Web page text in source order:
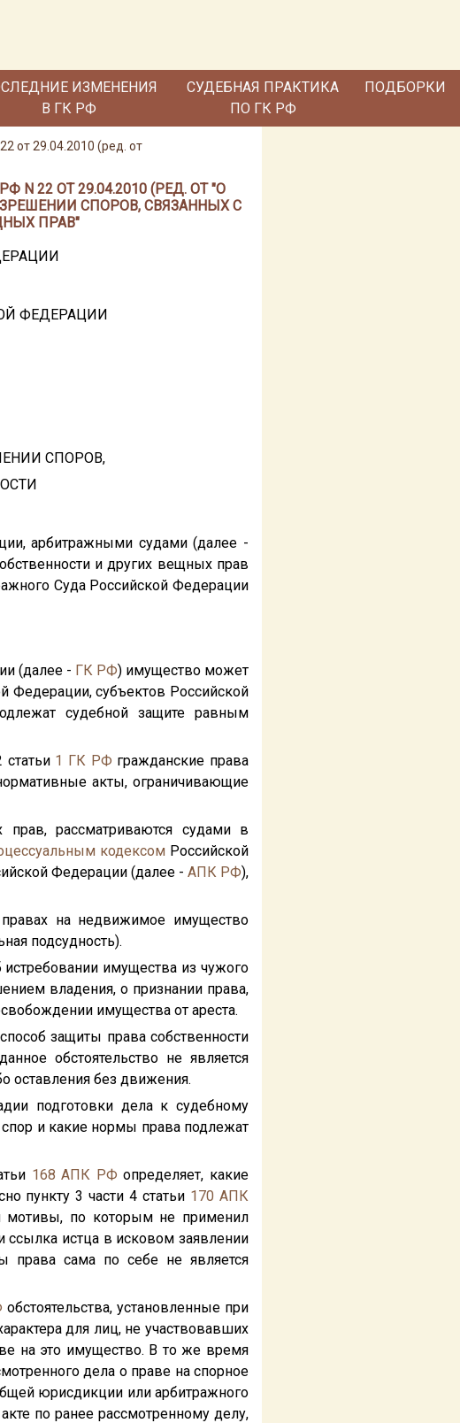
ИЗМЕНЕНИЯ
В ГК РФ
СУДЕБНАЯ ПРАКТИКА
ПО ГК РФ
ПОДБОРКИ
от 29.04.2010 (ред. от
22 ОТ 29.04.2010 (РЕД. ОТ "О
СПОРОВ, СВЯЗАННЫХ С
ПРАВ"
ФЕДЕРАЦИИ
СПОРОВ,
арбитражными судами (далее -
и других вещных прав
Суда Российской Федерации
(далее - ГК РФ) имущество может
Федерации, субъектов Российской
судебной защите равным
1 ГК РФ гражданские права
акты, ограничивающие
рассматриваются судами в
кодексомРоссийской
Федерации (далее - АПК РФ),
на недвижимое имущество
подсудность).
имущества из чужого
владения, о признании права,
имущества от ареста.
защиты права собственности
обстоятельство не является
оставления без движения.
подготовки дела к судебному
и какие нормы права подлежат
168 АПК РФ определяет, какие
пункту 3 части 4 статьи 170 АПК
мотивы, по которым не применил
истца в исковом заявлении
сама по себе не является
обстоятельства, установленные при
для лиц, не участвовавших
на это имущество. В то же время
дела о праве на спорное
юрисдикции или арбитражного
по ранее рассмотренному делу,